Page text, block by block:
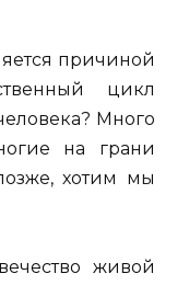
причиной
цикл
Много
на грани
хотим мы
живой